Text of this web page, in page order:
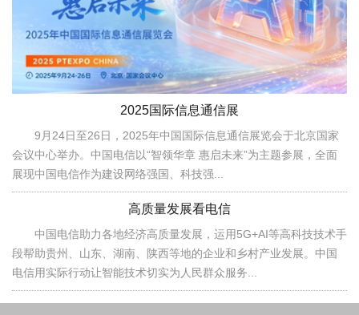
2025国际信息通信展
9月24日至26日，2025年中国国际信息通信展览会于北京国家
会议中心举办。中国电信以“智领华章 惠启未来”为主题参展，全面
展现中国电信作为建设网络强国、科技强...
高质量发展看电信
中国电信助力各地经济高质量发展，运用5G+AI等高科技技术手
段帮助贵州、山东、湖南、陕西等地的企业和乡村产业发展。中国
电信用实际行动让智能技术切实为人民群众服务...